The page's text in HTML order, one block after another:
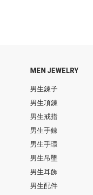
MEN JEWELRY
男生鍊子
男生項鍊
男生戒指
男生手鍊
男生手環
男生吊墜
男生耳飾
男生配件